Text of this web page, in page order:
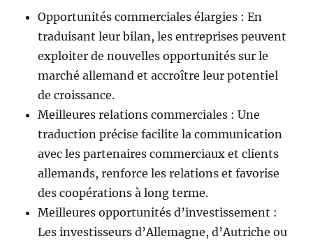
Opportunités commerciales élargies : En
traduisant leur bilan, les entreprises peuvent
exploiter de nouvelles opportunités sur le
marché allemand et accroître leur potentiel
de croissance.
Meilleures relations commerciales : Une
traduction précise facilite la communication
avec les partenaires commerciaux et clients
allemands, renforce les relations et favorise
des coopérations à long terme.
Meilleures opportunités d’investissement :
Les investisseurs d’Allemagne, d’Autriche ou